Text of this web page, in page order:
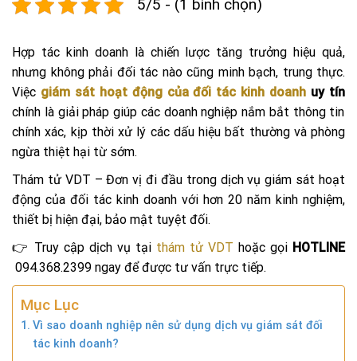
5/5 - (1 bình chọn)
Hợp tác kinh doanh là chiến lược tăng trưởng hiệu quả,
nhưng không phải đối tác nào cũng minh bạch, trung thực.
Việc giám sát hoạt động của đối tác kinh doanh uy tín
chính là giải pháp giúp các doanh nghiệp nắm bắt thông tin
chính xác, kịp thời xử lý các dấu hiệu bất thường và phòng
ngừa thiệt hại từ sớm.
Thám tử VDT – Đơn vị đi đầu trong dịch vụ giám sát hoạt
động của đối tác kinh doanh với hơn 20 năm kinh nghiệm,
thiết bị hiện đại, bảo mật tuyệt đối.
👉 Truy cập dịch vụ tại thám tử VDT hoặc gọi HOTLINE
094.368.2399 ngay để được tư vấn trực tiếp.
Mục Lục
Vì sao doanh nghiệp nên sử dụng dịch vụ giám sát đối
tác kinh doanh?